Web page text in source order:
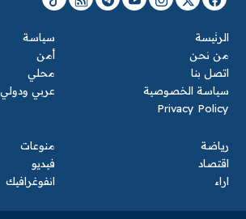
الرئيسة
من نحن
اتصل بنا
سياسة الخصوصية
Privacy Policy
سياسة
أمن
محلي
عربي ودولي
رياضة
اقتصاد
اراء
منوعات
فيديو
انفوغرافيك